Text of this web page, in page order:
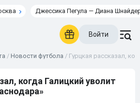
Джессика Пегула — Диана
Войти
/ Новости футбола / Гурцкая рассказал,
когда Галицкий уволит